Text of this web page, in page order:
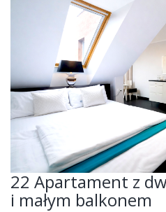
22 Apartament z
i małym balkonem